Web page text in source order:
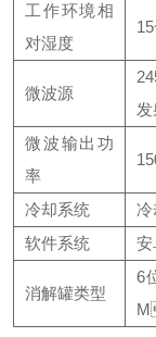
工作环境相
对湿度
微波源
发
微波输出功
率
冷却系统
冷
软件系统
安
消解罐类型
6